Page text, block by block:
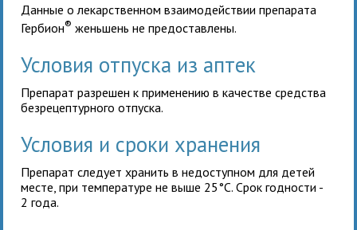
Данные о лекарственном взаимодействии препарата
Гербион® женьшень не предоставлены.
Условия отпуска из аптек
Препарат разрешен к применению в качестве средства
безрецептурного отпуска.
Условия и сроки хранения
Препарат следует хранить в недоступном для детей
месте, при температуре не выше 25°C. Срок годности -
2 года.